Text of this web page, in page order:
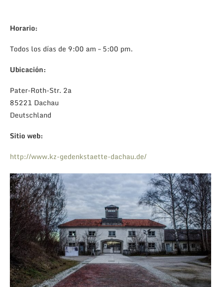
Horario:
Todos los días de 9:00 am – 5:00 pm.
Ubicación:
Pater-Roth-Str. 2a
85221 Dachau
Deutschland
Sitio web:
http://www.kz-gedenkstaette-dachau.de/